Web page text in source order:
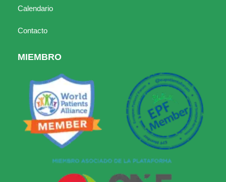
Calendario
Contacto
MIEMBRO